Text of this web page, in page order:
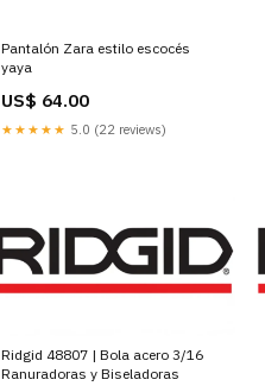
Pantalón Zara estilo escocés
yaya
US$ 64.00
★★★★★ 5.0 (22 reviews)
Ridgid 48807 | Bola acero 3/16
Ranuradoras y Biseladoras